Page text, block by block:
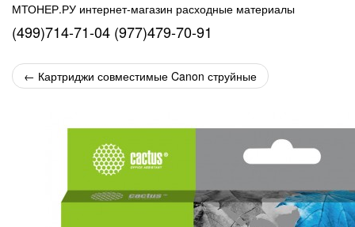
МТОНЕР.РУ интернет-магазин расходные материалы
(499)714-71-04 (977)479-70-91
← Картриджи совместимые Canon струйные